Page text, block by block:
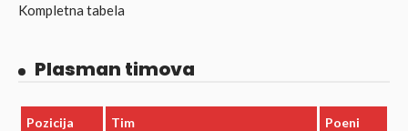
Kompletna tabela
Plasman timova
Pozicija Tim Poeni